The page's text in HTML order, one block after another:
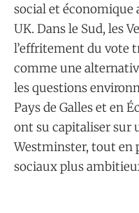
social et économique
UK. Dans le Sud, les
l’effritement du vote
comme une
les questions
Pays de Galles et en
ont su capitaliser sur
Westminster, tout en
sociaux plus